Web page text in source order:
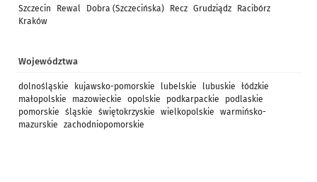
Szczecin Rewal Dobra (Szczecińska) Recz Grudziądz
Racibórz
Kraków
Województwa
dolnośląskie kujawsko-pomorskie lubelskie lubuskie
łódzkie
małopolskie
mazowieckie opolskie podkarpackie
podlaskie
pomorskie
śląskie świętokrzyskie wielkopolskie
warmińsko-
mazurskie
zachodniopomorskie